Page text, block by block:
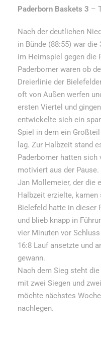
Paderborn Baskets 3 –
Nach der deutlichen
in Bünde (88:55) war
im Heimspiel gegen die
Paderborner waren ob
Dreierlinie der
oft von Außen werfen
ersten Viertel und
entwickelte sich ein
Spiel in dem ein
lag. Zur Halbzeit stand
Paderborner hatten
motiviert aus der
Jan Mollemeier, der die
Halbzeit erzielte,
Bielefeld hatte in dieser
und blieb knapp in
vier Minuten vor
16:8 Lauf ansetzte und
gewann.
Nach dem Sieg steht
mit zwei Siegen und
möchte nächstes
nachlegen.